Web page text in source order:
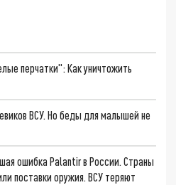
перчатки": Как уничтожить
ВСУ. Но беды для малышей не
ошибка Palantir в России. Страны
поставки оружия. ВСУ теряют